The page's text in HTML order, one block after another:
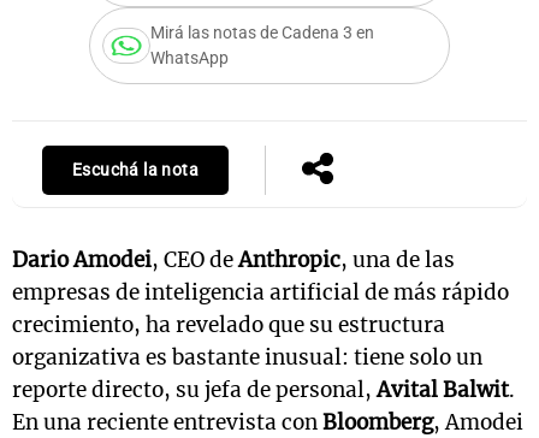
Mirá las notas de Cadena 3 en
WhatsApp
Escuchá la nota
Dario Amodei, CEO deAnthropic, una de las
empresas de inteligencia artificial de más rápido
crecimiento, ha revelado que su estructura
organizativa es bastante inusual: tiene solo un
reporte directo, su jefa de personal,Avital Balwit.
En una reciente entrevista conBloomberg, Amodei